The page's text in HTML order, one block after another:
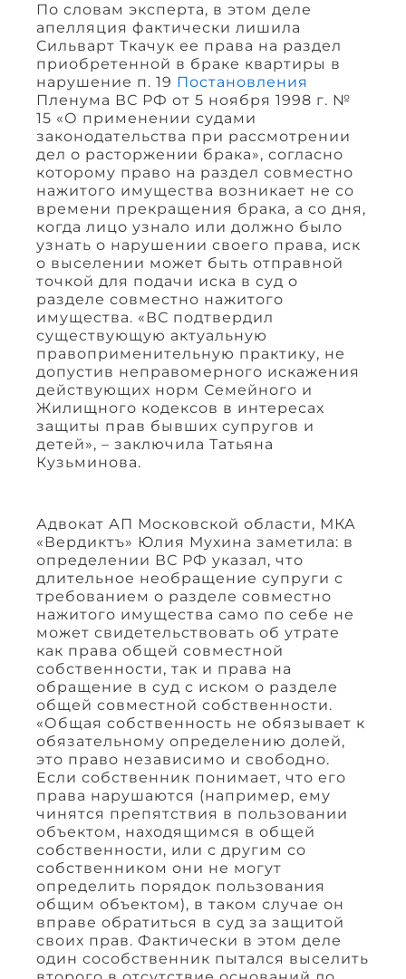
По словам эксперта, в этом деле
апелляция фактически лишила
Сильварт Ткачук ее права на раздел
приобретенной в браке квартиры в
нарушение п. 19 Постановления
Пленума ВС РФ от 5 ноября 1998 г. №
15 «О применении судами
законодательства при рассмотрении
дел о расторжении брака», согласно
которому право на раздел совместно
нажитого имущества возникает не со
времени прекращения брака, а со дня,
когда лицо узнало или должно было
узнать о нарушении своего права, иск
о выселении может быть отправной
точкой для подачи иска в суд о
разделе совместно нажитого
имущества. «ВС подтвердил
существующую актуальную
правоприменительную практику, не
допустив неправомерного искажения
действующих норм Семейного и
Жилищного кодексов в интересах
защиты прав бывших супругов и
детей», – заключила Татьяна
Кузьминова.
Адвокат АП Московской области, МКА
«Вердиктъ» Юлия Мухина заметила: в
определении ВС РФ указал, что
длительное необращение супруги с
требованием о разделе совместно
нажитого имущества само по себе не
может свидетельствовать об утрате
как права общей совместной
собственности, так и права на
обращение в суд с иском о разделе
общей совместной собственности.
«Общая собственность не обязывает к
обязательному определению долей,
это право независимо и свободно.
Если собственник понимает, что его
права нарушаются (например, ему
чинятся препятствия в пользовании
объектом, находящимся в общей
собственности, или с другим со
собственником они не могут
определить порядок пользования
общим объектом), в таком случае он
вправе обратиться в суд за защитой
своих прав. Фактически в этом деле
один сособственник пытался выселить